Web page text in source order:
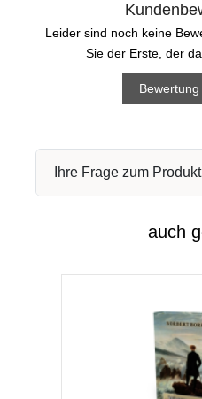
Leider sind noch keine
Sie der Erste, der
Ihre Frage zum Produkt
auch